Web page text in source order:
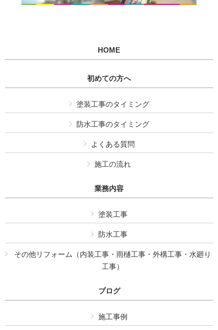
HOME
初めての方へ
塗装工事のタイミング
防水工事のタイミング
よくある質問
施工の流れ
業務内容
塗装工事
防水工事
その他リフォーム（内装工事・雨樋工事・外構工事・水廻り
工事）
ブログ
施工事例